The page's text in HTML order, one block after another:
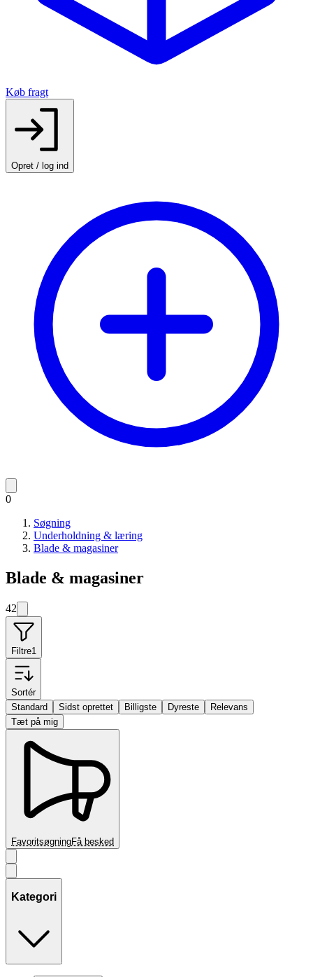
Køb fragt
Opret / log ind
0
Søgning
Underholdning & læring
Blade & magasiner
Blade & magasiner
42
Filtre1
Sortér
Standard
Sidst oprettet Billigste Dyreste
Relevans
Tæt på mig
FavoritsøgningFå besked
Kategori